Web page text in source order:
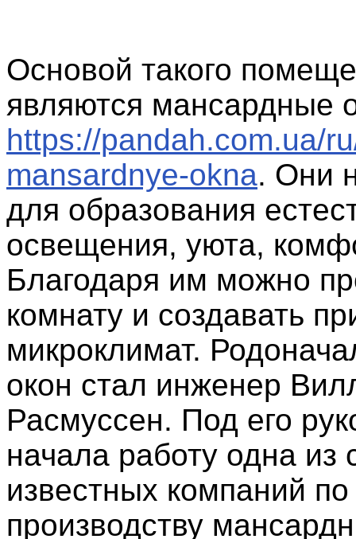
Основой такого
являются мансардные
https://pandah.com.ua/
mansardnye-okna. Они
для образования
освещения, уюта,
Благодаря им можно
комнату и создавать
микроклимат.
окон стал инженер
Расмуссен. Под его
начала работу одна из
известных компаний по
производству